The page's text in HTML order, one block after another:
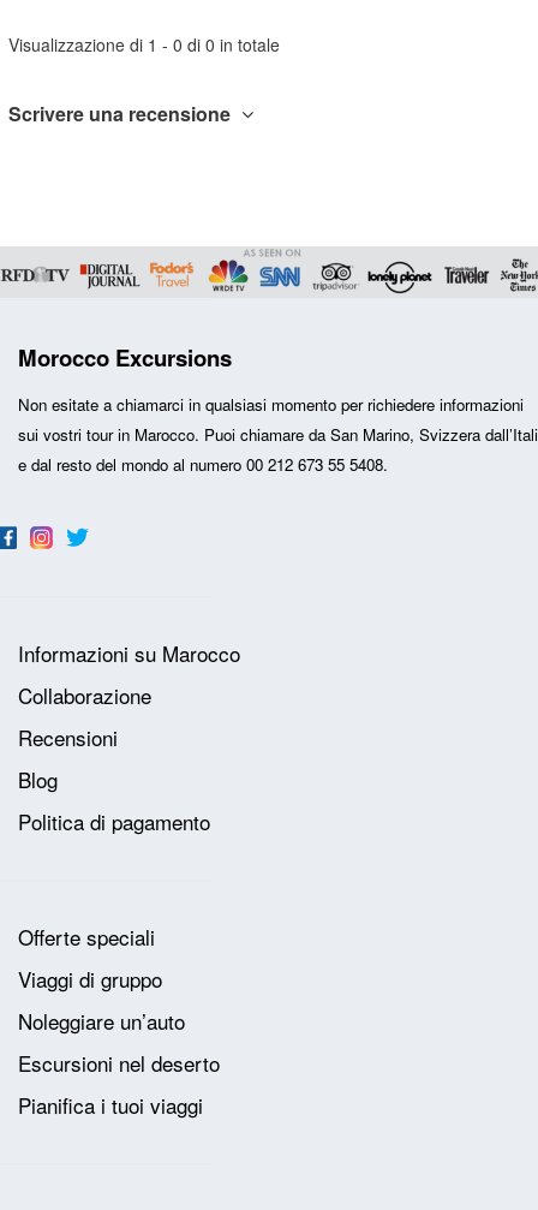
Visualizzazione di 1 - 0 di 0 in totale
Scrivere una recensione
Morocco Excursions
Non esitate a chiamarci in qualsiasi momento per richiedere informazioni
sui vostri tour in Marocco. Puoi chiamare da San Marino, Svizzera
e dal resto del mondo al numero 00 212 673 55 5408.
Informazioni su Marocco
Collaborazione
Recensioni
Blog
Politica di pagamento
Offerte speciali
Viaggi di gruppo
Noleggiare un’auto
Escursioni nel deserto
Pianifica i tuoi viaggi